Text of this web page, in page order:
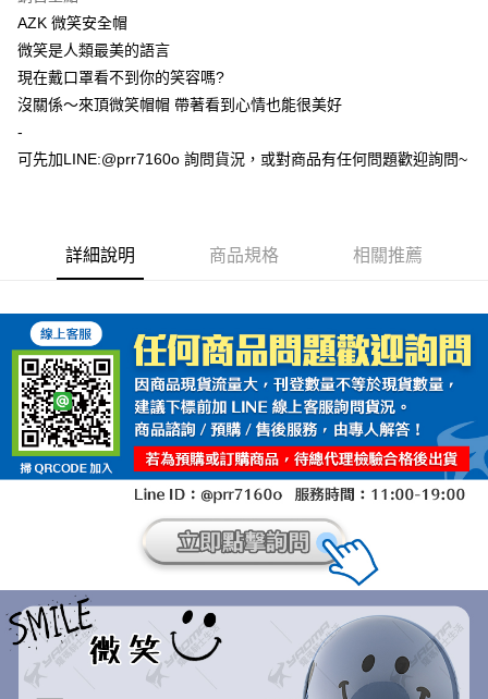
每筆NT$60，滿NT$1,000(含以上)免運費
每筆NT$100，滿NT$1,000(含以上)免運費
AZK 微笑安全帽
微笑是人類最美的語言
現在戴口罩看不到你的笑容嗎?
沒關係～來頂微笑帽帽 帶著看到心情也能很美好
-
可先加LINE:@prr7160o 詢問貨況，或對商品有任何問題歡迎詢問~
詳細說明 商品規格 相關推薦